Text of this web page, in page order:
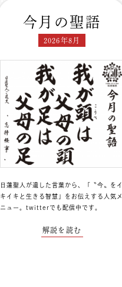
今月の聖語
2026年8月
日蓮聖人が遺した言葉から、「〝今〟をイ
キイキと生きる智慧」をお伝えする人気メ
ニュー。 twitterでも配信中 です。
解説を読む